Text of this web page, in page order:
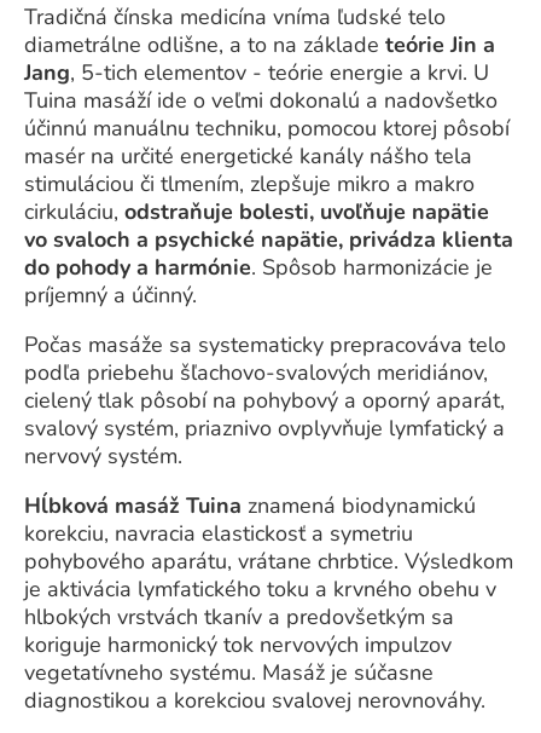
Tradičná čínska medicína vníma ľudské telo
diametrálne odlišne, a to na základe teórie Jin a
Jang, 5-tich elementov - teórie energie a krvi. U
Tuina masáží ide o veľmi dokonalú a nadovšetko
účinnú manuálnu techniku, pomocou ktorej pôsobí
masér na určité energetické kanály nášho tela
stimuláciou či tlmením, zlepšuje mikro a makro
cirkuláciu, odstraňuje bolesti, uvoľňuje napätie
vo svaloch a psychické napätie, privádza klienta
do pohody a harmónie. Spôsob harmonizácie je
príjemný a účinný.
Počas masáže sa systematicky prepracováva telo
podľa priebehu šľachovo-svalových meridiánov,
cielený tlak pôsobí na pohybový a oporný aparát,
svalový systém, priaznivo ovplyvňuje lymfatický a
nervový systém.
Hĺbková masáž Tuina znamená biodynamickú
korekciu, navracia elastickosť a symetriu
pohybového aparátu, vrátane chrbtice. Výsledkom
je aktivácia lymfatického toku a krvného obehu v
hlbokých vrstvách tkanív a predovšetkým sa
koriguje harmonický tok nervových impulzov
vegetatívneho systému. Masáž je súčasne
diagnostikou a korekciou svalovej nerovnováhy.